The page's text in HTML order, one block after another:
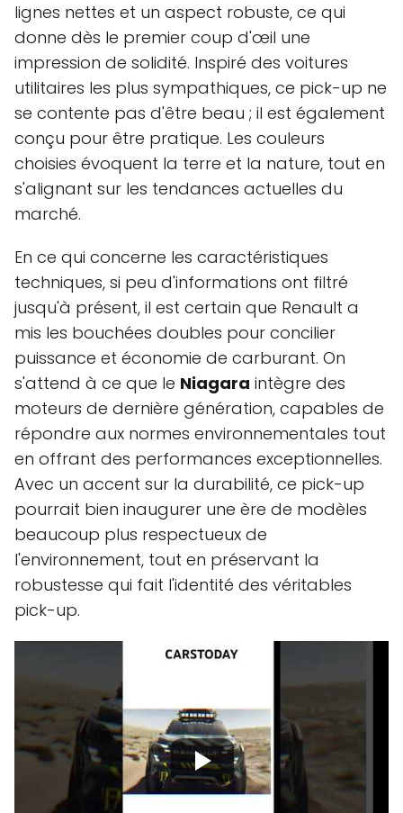
lignes nettes et un aspect robuste, ce qui
donne dès le premier coup d'œil une
impression de solidité. Inspiré des voitures
utilitaires les plus sympathiques, ce pick-up ne
se contente pas d'être beau ; il est également
conçu pour être pratique. Les couleurs
choisies évoquent la terre et la nature, tout en
s'alignant sur les tendances actuelles du
marché.
En ce qui concerne les caractéristiques
techniques, si peu d'informations ont filtré
jusqu'à présent, il est certain que Renault a
mis les bouchées doubles pour concilier
puissance et économie de carburant. On
s'attend à ce que le Niagara intègre des
moteurs de dernière génération, capables de
répondre aux normes environnementales tout
en offrant des performances exceptionnelles.
Avec un accent sur la durabilité, ce pick-up
pourrait bien inaugurer une ère de modèles
beaucoup plus respectueux de
l'environnement, tout en préservant la
robustesse qui fait l'identité des véritables
pick-up.